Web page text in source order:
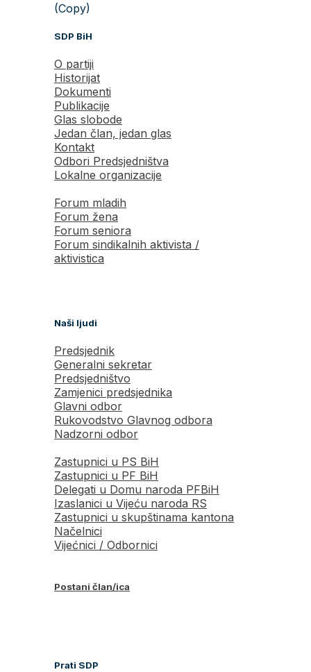
(Copy)
SDP BiH
O partiji
Historijat
Dokumenti
Publikacije
Glas slobode
Jedan član, jedan glas
Kontakt
Odbori Predsjedništva
Lokalne organizacije
Forum mladih
Forum žena
Forum seniora
Forum sindikalnih aktivista /
aktivistica
Naši ljudi
Predsjednik
Generalni sekretar
Predsjedništvo
Zamjenici predsjednika
Glavni odbor
Rukovodstvo Glavnog odbora
Nadzorni odbor
Zastupnici u PS BiH
Zastupnici u PF BiH
Delegati u Domu naroda PFBiH
Izaslanici u Vijeću naroda RS
Zastupnici u skupštinama kantona
Načelnici
Vijećnici / Odbornici
Postani član/ica
Prati SDP